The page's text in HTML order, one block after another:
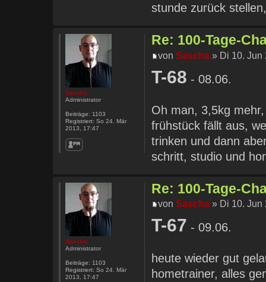
stunde zurück
Re: 100-Tage-
vonSascha » Di 10. Jun
T-68 - 08.06.
Oh man, 3,5kg
frühstück fällt aus,
trinken und dann
schritt, studio und
Sascha
Administrator
Beiträge: 1103
Registriert: So 24. Mär
2013, 17:47
Re: 100-Tage-
vonSascha » Di 10. Jun
T-67 - 09.06.
heute wieder gut
hometrainer, alles
Sascha
Administrator
Beiträge: 1103
Registriert: So 24. Mär
2013, 17:47